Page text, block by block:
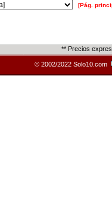
[Pág.
** Precios
© 2002/2022 Solo10.com